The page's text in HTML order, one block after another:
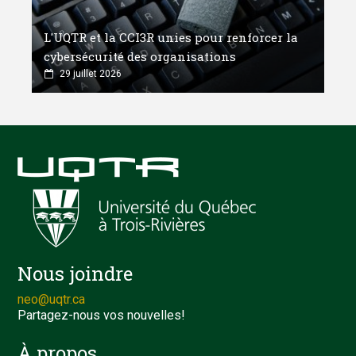
L'UQTR et la CCI3R unies pour renforcer la
cybersécurité des organisations
29 juillet 2026
Nous joindre
neo@uqtr.ca
Partagez-nous vos nouvelles!